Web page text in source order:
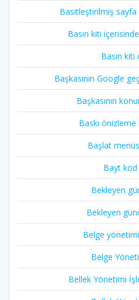
Basitleştirilmiş sayfa
Basın kiti
Basın kiti
Başkasının Google
Başkasının
Baskı önizleme
Başlat
Bayt
Bekleyen
Bekleyen
Belge
Belge
Bellek Yönetimi